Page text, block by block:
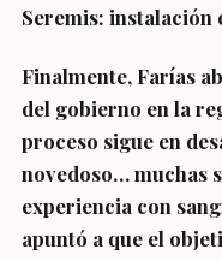
Seremis: instalación
Finalmente, Farías
del gobierno en la
proceso sigue en
novedoso… muchas
experiencia con
apuntó a que el